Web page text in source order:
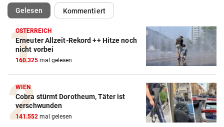
Gelesen(ausgewählt)Kommentiert
ÖSTERREICH
Erneuter Allzeit-Rekord ++ Hitze noch
nicht vorbei
160.325 mal gelesen
WIEN
Cobra stürmt Dorotheum, Täter ist
verschwunden
141.552 mal gelesen